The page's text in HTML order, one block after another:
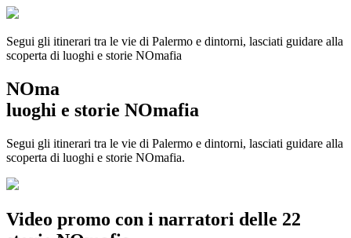
Segui gli itinerari tra le vie di Palermo e dintorni, lasciati guidare alla
scoperta di luoghi e storie NOmafia
NOma
luoghi e storie NOmafia
Segui gli itinerari tra le vie di Palermo e dintorni, lasciati guidare alla
scoperta di luoghi e storie NOmafia.
Video promo con i narratori delle 22